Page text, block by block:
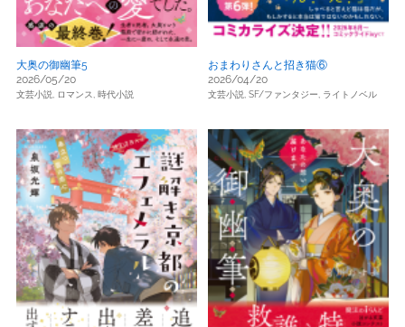
大奥の御幽筆5
2026/05/20
文芸小説, ロマンス, 時代小説
おまわりさんと招き猫⑥
2026/04/20
文芸小説, SF/ファンタジー, ライトノベル